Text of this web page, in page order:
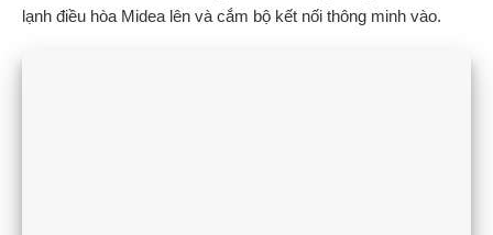
lạnh điều hòa Midea lên và cắm bộ kết nối thông minh vào.